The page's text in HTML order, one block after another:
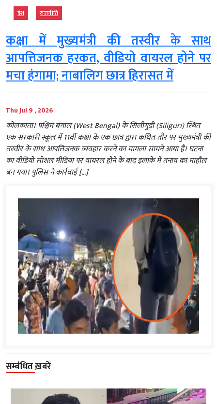
देश राजनीति
कक्षा में मुख्यमंत्री की तस्वीर के साथ
आपत्तिजनक हरकत, वीडियो वायरल होने पर
मचा हंगामा; नाबालिग छात्र हिरासत में
Thu Jul 9 , 2026
कोलकाता। पश्चिम बंगाल (West Bengal) के सिलीगुड़ी (Siliguri) स्थित
एक सरकारी स्कूल में 11वीं कक्षा के एक छात्र द्वारा कथित तौर पर मुख्यमंत्री की
तस्वीर के साथ आपत्तिजनक व्यवहार करने का मामला सामने आया है। घटना
का वीडियो सोशल मीडिया पर वायरल होने के बाद इलाके में तनाव का माहौल
बन गया। पुलिस ने कार्रवाई […]
सम्बंधित ख़बरें